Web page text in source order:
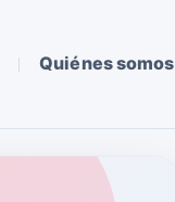
Quiénes somos